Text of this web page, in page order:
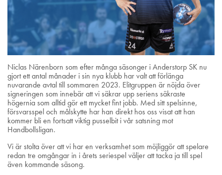
Niclas Närenborn som efter många säsonger i Anderstorp SK nu
gjort ett antal månader i sin nya klubb har valt att förlänga
nuvarande avtal till sommaren 2023. Elitgruppen är nöjda över
signeringen som innebär att vi säkrar upp seriens säkraste
högernia som alltid gör ett mycket fint jobb. Med sitt spelsinne,
försvarsspel och målskytte har han direkt hos oss visat att han
kommer bli en fortsatt viktig pusselbit i vår satsning mot
Handbollsligan.
Vi är stolta över att vi har en verksamhet som möjliggör att spelare
redan tre omgångar in i årets seriespel väljer att tacka ja till spel
även kommande säsong.